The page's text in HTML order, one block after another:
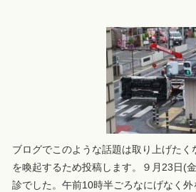
ブログでこのような話題は取り上げた
を喚起するため投稿します。９月23日(
診でした。午前10時半ごろなにげなく